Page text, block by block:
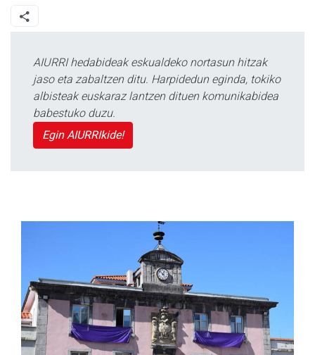
AIURRI hedabideak eskualdeko nortasun hitzak
jaso eta zabaltzen ditu. Harpidedun eginda, tokiko
albisteak euskaraz lantzen dituen komunikabidea
babestuko duzu.
Egin AIURRIkide!